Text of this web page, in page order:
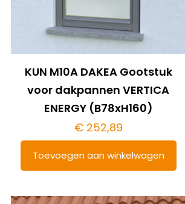
KUN M10A DAKEA Gootstuk
voor dakpannen VERTICA
ENERGY (B78xH160)
€252,89
Toevoegen aan winkelwagen